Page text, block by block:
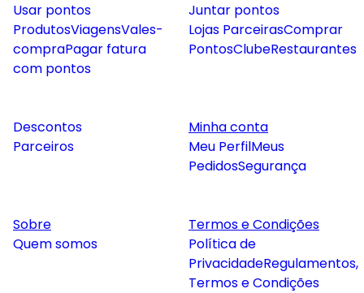
Usar pontos
ProdutosViagensVales-
compraPagar fatura
com pontos
Juntar pontos
Lojas ParceirasComprar
PontosClubeRestaurantes
Descontos
Parceiros
Minha conta
Meu PerfilMeus
PedidosSegurança
Sobre
Quem somos
Termos e Condições
Política de
PrivacidadeRegulamentos,
Termos e Condições